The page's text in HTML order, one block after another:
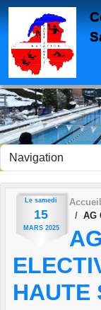
Le samedi
15
MARS 2025
Accueil
AG
HAUTE
Panneau de